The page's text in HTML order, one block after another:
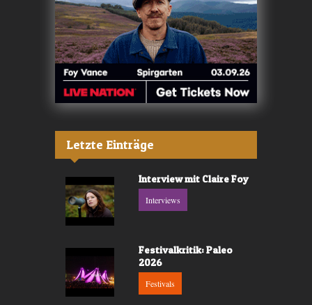
Letzte Einträge
Interview mit Claire Foy
Interviews
Festivalkritik: Paleo
2026
Festivals